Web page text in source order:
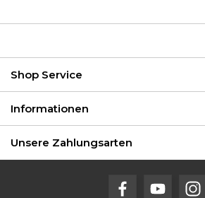
Shop Service
Informationen
Unsere Zahlungsarten